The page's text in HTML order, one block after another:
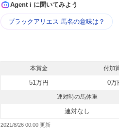
Agent i に聞いてみよう
ブラックアリエス 馬名の意味は？
本賞金 付加
51万円 0万
連対時の馬体重
連対なし
2021/8/26 00:00